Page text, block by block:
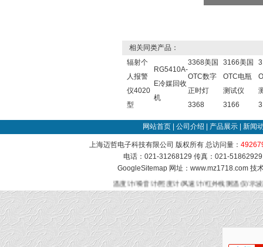
相关同类产品：
辐射个
人报警
仪4020
型
RG5410A-
E冷媒回收
机
3368美国
OTC数字
正时灯
3368
3166美国
OTC电瓶
测试仪
3166
网站首页 公司介绍 产品展示 新闻
上海迈哲电子科技有限公司 版权所有 总访问量：
电话：021-31268129 传真：021-
GoogleSitemap网址：www.mz1718.com 技
温度计/噪音计/照度计/风速计/红外线测温仪/示